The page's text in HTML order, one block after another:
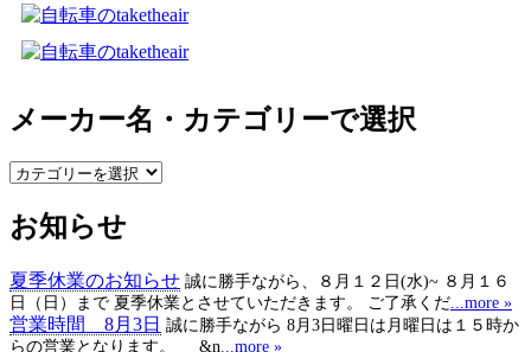
メーカー名・カテゴリーで選択
メ
カ
ー
名・
カ
テ
ゴ
お知らせ
夏季休業のお知らせ 誠に勝手ながら、８月１２日(水)~ ８月１６
日（日）まで 夏季休業とさせていただきます。 ご了承くだ...more »
営業時間 8月3日 誠に勝手ながら 8月3日曜日は月曜日は１５時か
らの営業となります。 &n...more »